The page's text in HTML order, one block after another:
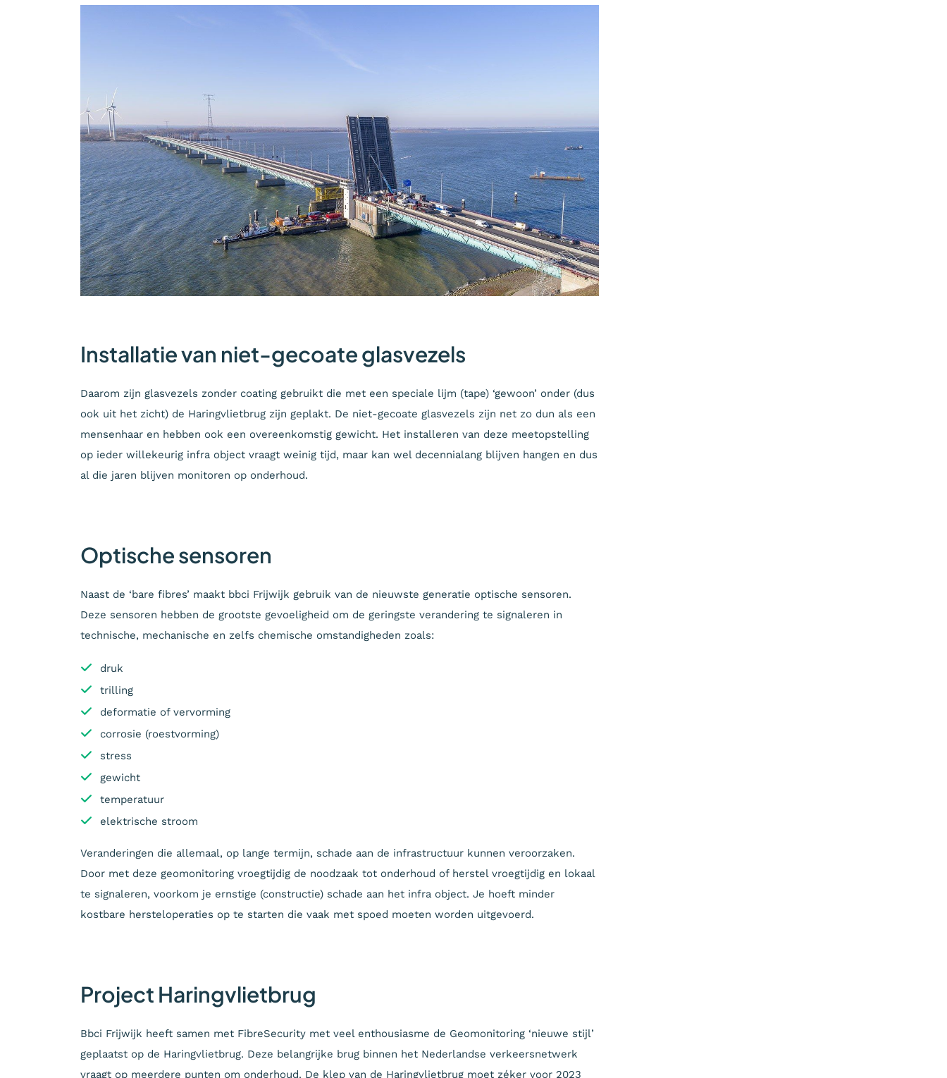
Installatie van niet-gecoate glasvezels
Daarom zijn glasvezels zonder coating gebruikt die met een speciale lijm (tape) ‘gewoon’ onder (dus
ook uit het zicht) de Haringvlietbrug zijn geplakt. De niet-gecoate glasvezels zijn net zo dun als een
mensenhaar en hebben ook een overeenkomstig gewicht. Het installeren van deze meetopstelling
op ieder willekeurig infra object vraagt weinig tijd, maar kan wel decennialang blijven hangen en dus
al die jaren blijven monitoren op onderhoud.
Optische sensoren
Naast de ‘bare fibres’ maakt bbci Frijwijk gebruik van de nieuwste generatie optische sensoren.
Deze sensoren hebben de grootste gevoeligheid om de geringste verandering te signaleren in
technische, mechanische en zelfs chemische omstandigheden zoals:
druk
trilling
deformatie of vervorming
corrosie (roestvorming)
stress
gewicht
temperatuur
elektrische stroom
Veranderingen die allemaal, op lange termijn, schade aan de infrastructuur kunnen veroorzaken.
Door met deze geomonitoring vroegtijdig de noodzaak tot onderhoud of herstel vroegtijdig en lokaal
te signaleren, voorkom je ernstige (constructie) schade aan het infra object. Je hoeft minder
kostbare hersteloperaties op te starten die vaak met spoed moeten worden uitgevoerd.
Project Haringvlietbrug
Bbci Frijwijk heeft samen met FibreSecurity met veel enthousiasme de Geomonitoring ‘nieuwe stijl’
geplaatst op de Haringvlietbrug. Deze belangrijke brug binnen het Nederlandse verkeersnetwerk
vraagt op meerdere punten om onderhoud. De klep van de Haringvlietbrug moet zéker voor 2023